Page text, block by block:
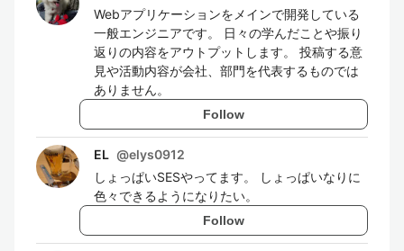
Webアプリケーションをメインで開発している
一般エンジニアです。 日々の学んだことや振り
返りの内容をアウトプットします。 投稿する意
見や活動内容が会社、部門を代表するものでは
ありません。
Follow
EL @elys0912
しょっぱいSESやってます。 しょっぱいなりに
色々できるようになりたい。
Follow